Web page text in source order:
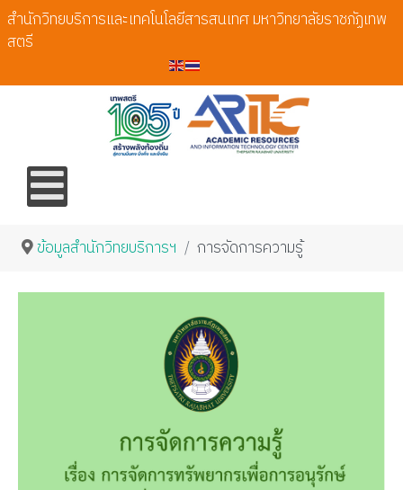
สำนักวิทยบริการและเทคโนโลยีสารสนเทศ มหาวิทยาลัยราชภัฏเทพ
สตรี
ข้อมูลสำนักวิทยบริการฯ การจัดการความรู้